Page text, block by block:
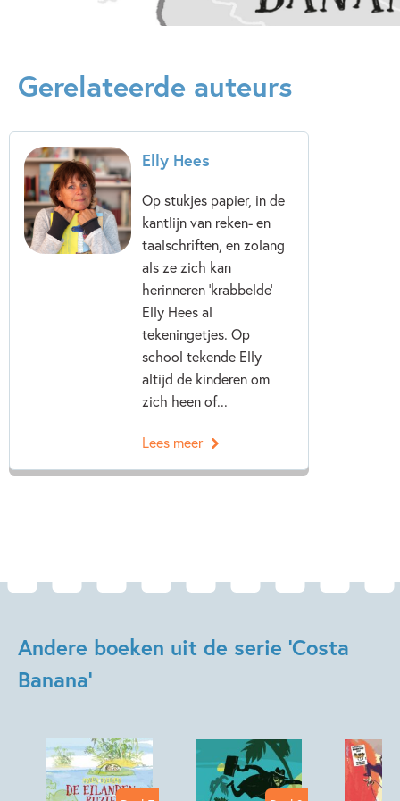
12+ jaar 7 – 9 jaar
9 – 12 jaar
Dagelijks leven
Reizen & (verre) landen
Jozua Douglas
Gerelateerde auteurs
Elly Hees
Op stukjes papier, in de
kantlijn van reken- en
taalschriften, en zolang
als ze zich kan
herinneren 'krabbelde'
Elly Hees al
tekeningetjes. Op
school tekende Elly
altijd de kinderen om
zich heen of...
Lees meer
Andere boeken uit de serie 'Costa
Banana'